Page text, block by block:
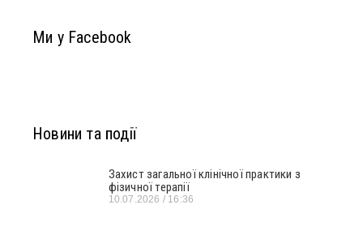
Ми у Facebook
Новини та події
Захист загальної клінічної практики з
фізичної терапії
10.07.2026 16:36